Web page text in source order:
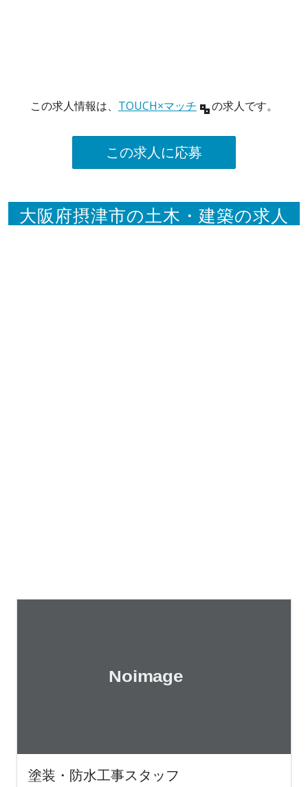
この求人情報は、 TOUCH×マッチ の求人です。
この求人に応募
大阪府摂津市の土木・建築の求人
塗装・防水工事スタッフ